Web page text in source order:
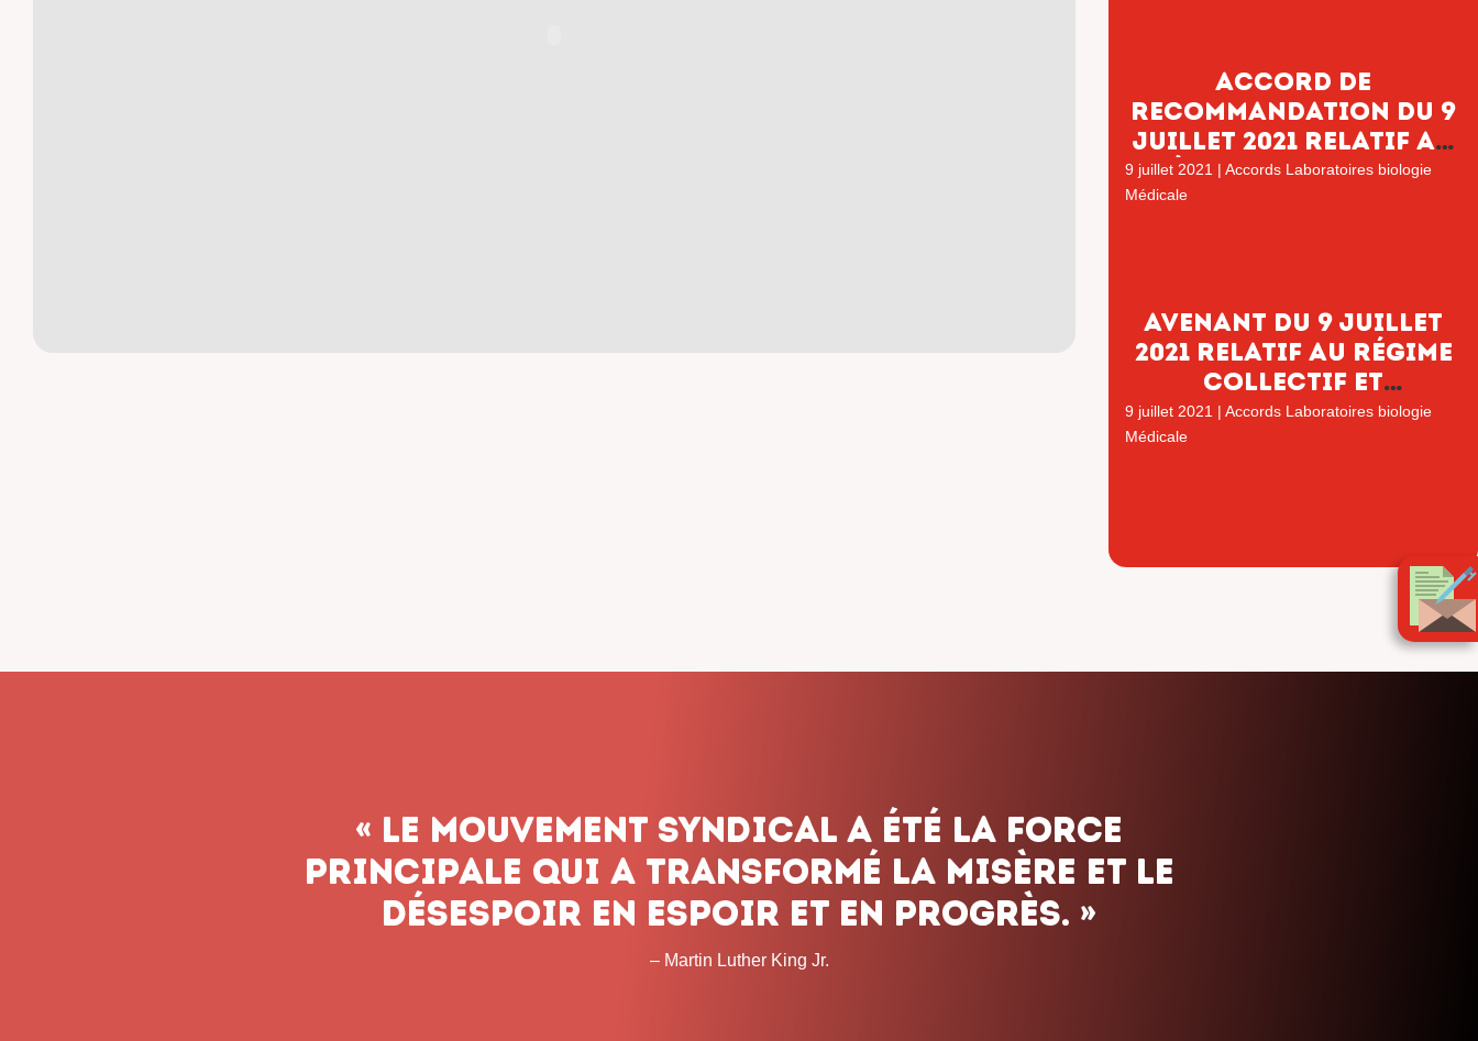
Accord de
recommandation du 9
juillet 2021 relatif au
régime collectif et
obligatoire des frais
9 juillet 2021 | Accords Laboratoires biologie
Médicale
Avenant du 9 juillet
2021 relatif au régime
collectif et
obligatoire de frais
9 juillet 2021 | Accords Laboratoires biologie
Médicale